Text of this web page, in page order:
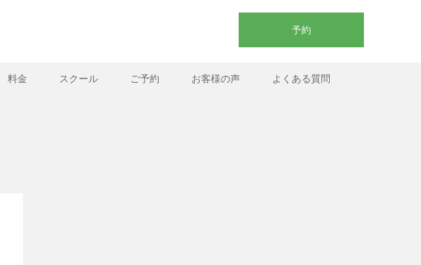
予約
料金 スクール ご予約 お客様の声 よくある質問